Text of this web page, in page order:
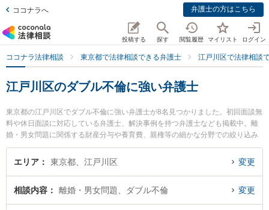
ココナラへ 弁護士の方はこちら
投稿する 探す 閲覧履歴 マイリスト ログイン
ココナラ法律相談 東京都で法律相談できる弁護士 江戸川区で法律相談
江戸川区のダブル不倫に強い弁護士
東京都の江戸川区でダブル不倫に強い弁護士が8名見つかりました。初回面談無
料や休日面談に対応している弁護士、解決事例を持つ弁護士なども掲載中。離
婚・男女問題に関係する財産分与や養育費、親権等の細かな分野での絞り込み
検索もでき便利です。特に西葛西中央法律事務所の増島 泰弁護士や原田綜合法
律事務所の原田 和幸弁護士、遠山法律事務所の遠山 泰夫弁護士のプロフィール
のトラブル解決の実績豊富な近くの弁護士を検索したい』『初回相談無料でダ
ブル不倫を法律相談できる江戸川区内の弁護士に相談予約したい』などでお困
エリア 東京都、江戸川区 変更
相談内容 離婚・男女問題、ダブル不倫 変更